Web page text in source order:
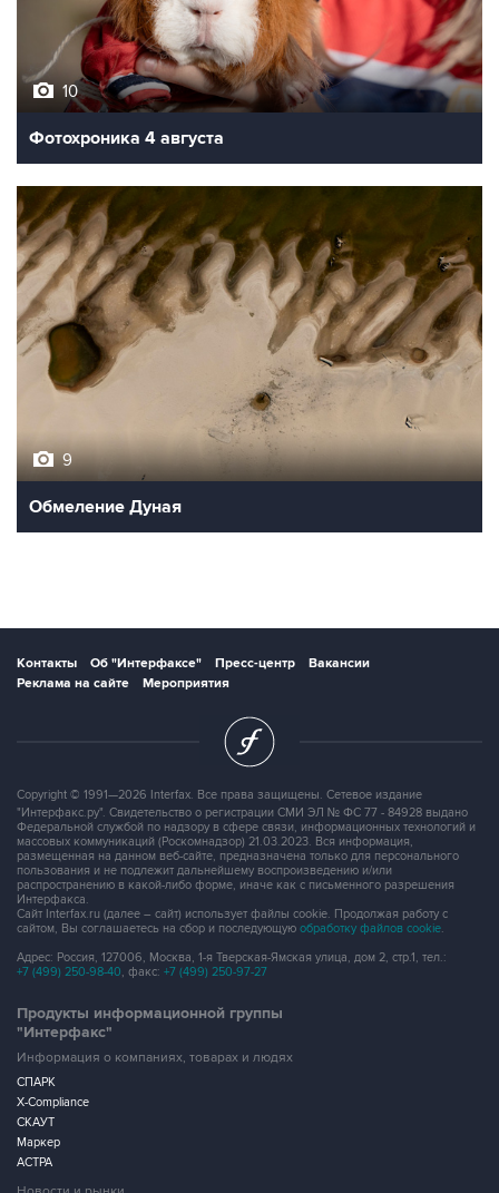
10
Фотохроника 4 августа
9
Обмеление Дуная
Контакты Об "Интерфаксе" Пресс-центр
Вакансии
Реклама на сайте
Мероприятия
Copyright © 1991—2026 Interfax. Все права защищены. Сетевое издание
"Интерфакс.ру". Свидетельство о регистрации СМИ ЭЛ № ФС 77 - 84928 выдано
Федеральной службой по надзору в сфере связи, информационных технологий и
массовых коммуникаций (Роскомнадзор) 21.03.2023. Вся информация,
размещенная на данном веб-сайте, предназначена только для персонального
пользования и не подлежит дальнейшему воспроизведению и/или
распространению в какой-либо форме, иначе как с письменного разрешения
Интерфакса.
Сайт Interfax.ru (далее – сайт) использует файлы cookie. Продолжая работу с
сайтом, Вы соглашаетесь на сбор и последующую обработку файлов cookie.
Адрес: Россия, 127006, Москва, 1-я Тверская-Ямская улица, дом 2, стр.1, тел.:
+7 (499) 250-98-40, факс: +7 (499) 250-97-27
Продукты информационной группы
"Интерфакс"
Информация о компаниях, товарах и людях
СПАРК
X-Compliance
СКАУТ
Маркер
АСТРА